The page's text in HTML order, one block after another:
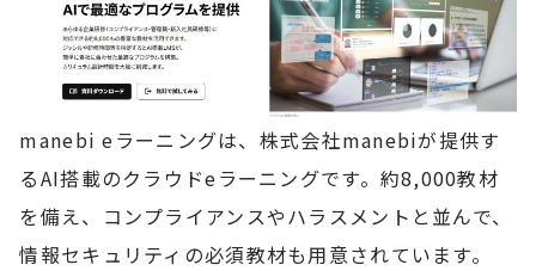
manebi eラーニングは、株式会社manebiが提供す
るAI搭載のクラウドeラーニングです。約8,000教材
を備え、コンプライアンスやハラスメントと並んで、
情報セキュリティの必須教材も用意されています。